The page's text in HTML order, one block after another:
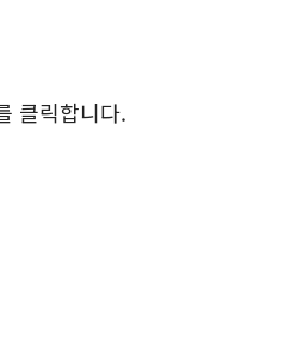
클릭합니다.